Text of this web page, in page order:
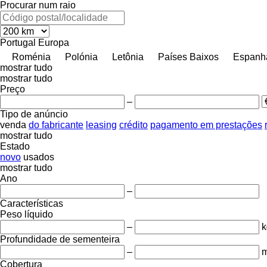
Procurar num raio
Portugal
Europa
Roménia
Polónia Letônia Países Baixos
mostrar tudo
mostrar tudo
Preço
–
Tipo de anúncio
venda do fabricante leasing crédito pagamento em prestações
mostrar tudo
Estado
novo usados
mostrar tudo
Ano
–
Características
Peso líquido
–
Profundidade de sementeira
–
Cobertura